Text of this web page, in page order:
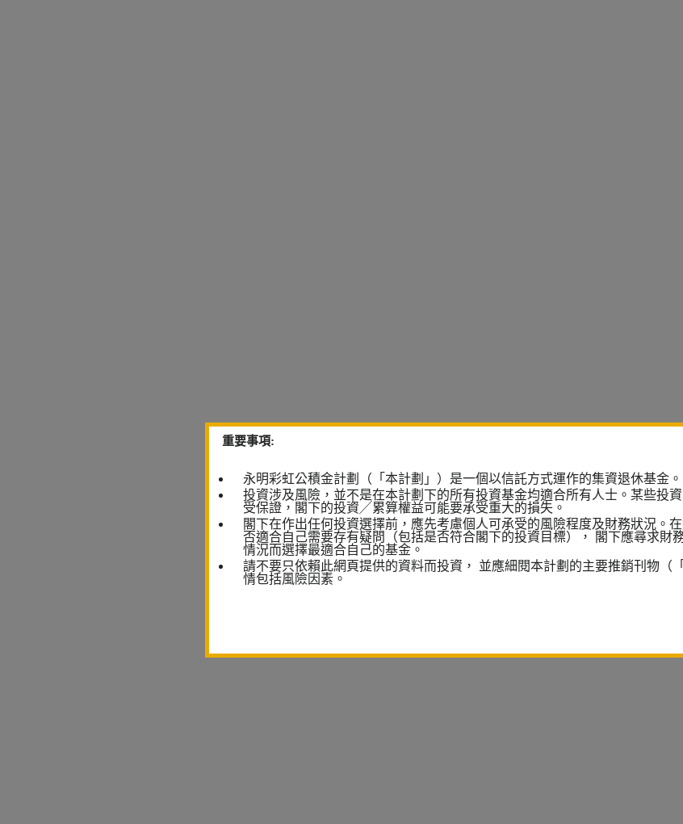
重要事項:
永明彩虹公積金計劃（「本計劃」）是一個以信託方式運作的集資退休基金。
投資涉及風險，並不是在本計劃下的所有投資基金均適合所有人士。某些投
受保證，閣下的投資╱累算權益可能要承受重大的損失。
閣下在作出任何投資選擇前，應先考慮個人可承受的風險程度及財務狀況。
否適合自己需要存有疑問（包括是否符合閣下的投資目標）， 閣下應尋求財
情況而選擇最適合自己的基金。
請不要只依賴此網頁提供的資料而投資， 並應細閱本計劃的主要推銷刊物（
情包括風險因素。